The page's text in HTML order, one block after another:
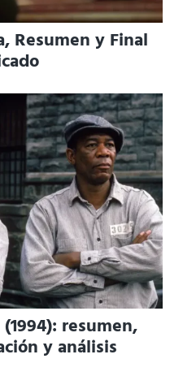
Resumen y Final
resumen,
y análisis